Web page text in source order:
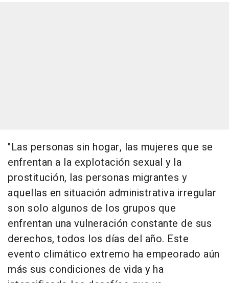
"Las personas sin hogar, las mujeres que se
enfrentan a la explotación sexual y la
prostitución, las personas migrantes y
aquellas en situación administrativa irregular
son solo algunos de los grupos que
enfrentan una vulneración constante de sus
derechos, todos los días del año. Este
evento climático extremo ha empeorado aún
más sus condiciones de vida y ha